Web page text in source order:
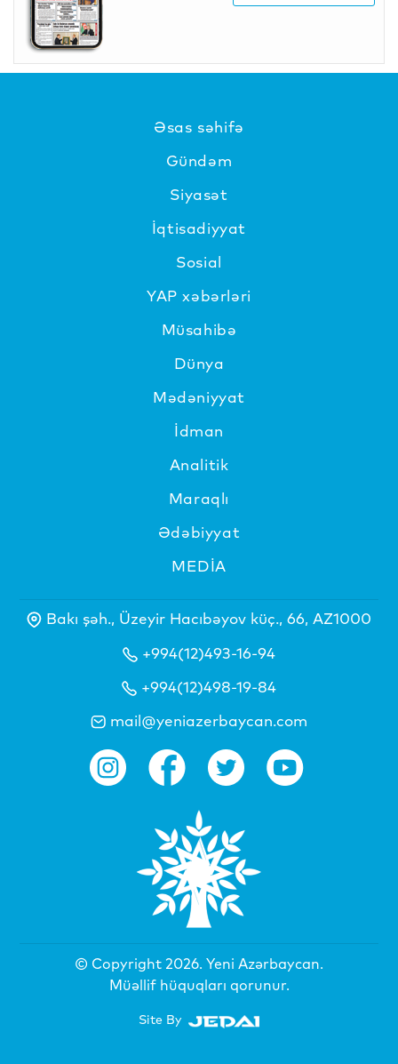
Əsas səhifə
Gündəm
Siyasət
İqtisadiyyat
Sosial
YAP xəbərləri
Müsahibə
Dünya
Mədəniyyat
İdman
Analitik
Maraqlı
Ədəbiyyat
MEDİA
Bakı şəh., Üzeyir Hacıbəyov küç., 66, AZ1000
+994(12)493-16-94
+994(12)498-19-84
mail@yeniazerbaycan.com
© Copyright 2026. Yeni Azərbaycan.
Müəllif hüquqları qorunur.
Site By